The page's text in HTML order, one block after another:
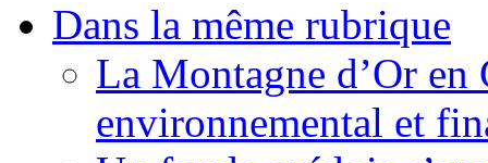
Dans la même rubrique
La Montagne d’Or
environnemental et